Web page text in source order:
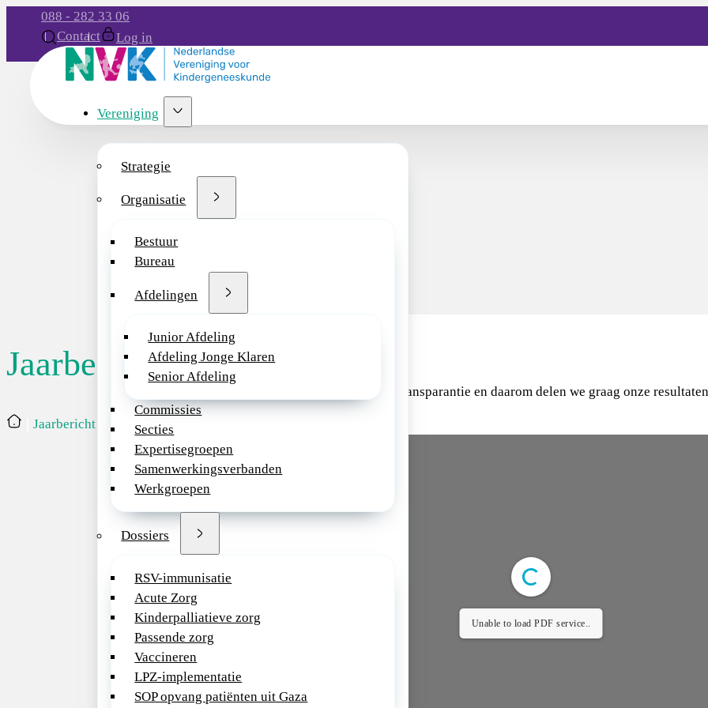
088 - 282 33 06
Contact
Log in
Vereniging
Strategie
Organisatie
Bestuur
Bureau
Afdelingen
Junior Afdeling
Afdeling Jonge Klaren
Senior Afdeling
Commissies
Secties
Expertisegroepen
Samenwerkingsverbanden
Werkgroepen
Dossiers
RSV-immunisatie
Acute Zorg
Kinderpalliatieve zorg
Passende zorg
Vaccineren
LPZ-implementatie
SOP opvang patiënten uit Gaza
Jaarbericht
HomeJaarbericht
De NVK hecht waarde aan transparantie en daarom delen we graag onze
ontwikkelingen.
Unable to load PDF service..